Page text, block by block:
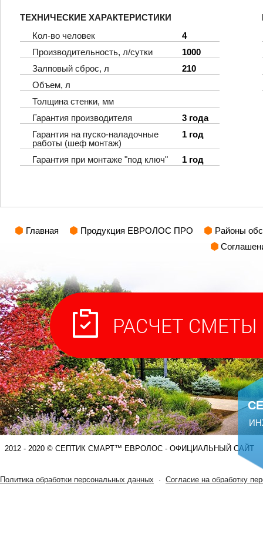
ТЕХНИЧЕСКИЕ ХАРАКТЕРИСТИКИ
Кол-во человек
4
Производительность, л/сутки
1000
Залповый сброс, л
210
Объем, л
Толщина стенки, мм
Гарантия производителя
3 года
Гарантия на пуско-наладочные
работы (шеф монтаж)
1 год
Гарантия при монтаже "под ключ" 1 год
Главная Продукция ЕВРОЛОС ПРО
Районы
2012 - 2020 © СЕПТИК СМАРТ™ ЕВРОЛОС - ОФИЦИАЛЬНЫЙ САЙТ
Политика обработки персональных данных · Согласие на обработку